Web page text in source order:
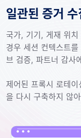
일관된 증거 수
국가, 기기, 게재 위치
경우 세션 컨텍스트
브 검증, 파트너 감사
제어된 프록시 로테
을 다시 구축하지 않